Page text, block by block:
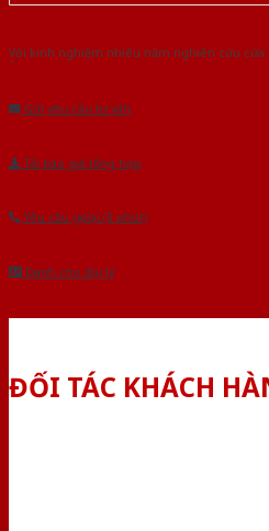
Với kinh nghiệm nhiêu năm nghiên cứu
Âu.Chúng tôi tự tin là nhà sản xuất & cung
Gửi yêu cầu tư vấn
Tải báo giá tổng hợp
Yêu cầu gọi lại (3 phút)
Dành cho đại lý
ĐỐI TÁC KHÁCH